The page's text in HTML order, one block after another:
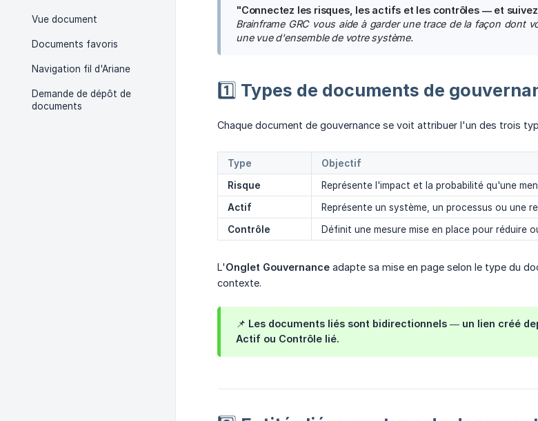
Vue document
Documents favoris
Navigation fil d'Ariane
Demande de dépôt de
documents
"Connectez les risques, les actifs et les contrôles — et
Brainframe GRC vous aide à garder une trace de la façon dont
une vue d'ensemble de votre système.
1️⃣ Types de documents de
Chaque document de gouvernance se voit attribuer l'un des trois
Type
Objectif
Risque
Représente l'impact et la probabilité qu'une
Actif
Représente un système, un processus ou une
Contrôle
Définit une mesure mise en place pour réduire
L'Onglet Gouvernance adapte sa mise en page selon le type du
contexte.
📌 Les documents liés sont bidirectionnels — un lien créé
Actif ou Contrôle lié.